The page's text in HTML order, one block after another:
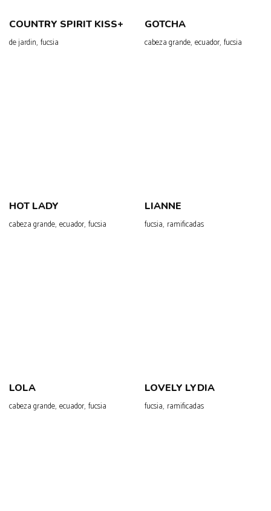
COUNTRY SPIRIT KISS+
de jardin, fucsia
GOTCHA
cabeza grande, ecuador, fucsia
HOT LADY
cabeza grande, ecuador, fucsia
LIANNE
fucsia, ramificadas
LOLA
cabeza grande, ecuador, fucsia
LOVELY LYDIA
fucsia, ramificadas